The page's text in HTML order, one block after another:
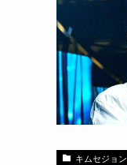
キムセジョン